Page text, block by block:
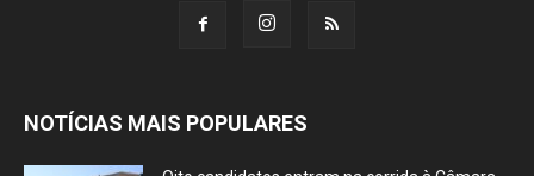
NOTÍCIAS MAIS POPULARES